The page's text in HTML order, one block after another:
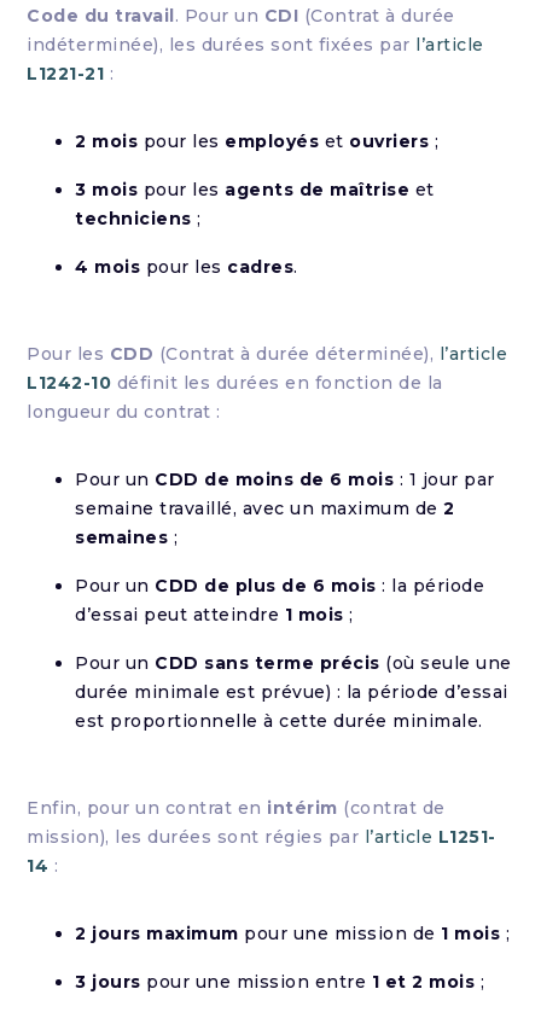
Code du travail. Pour un CDI (Contrat à durée
indéterminée), les durées sont fixées par l’article
L1221-21 :
2 mois pour les employés et ouvriers ;
3 mois pour les agents de maîtrise et
techniciens ;
4 mois pour les cadres.
Pour les CDD (Contrat à durée déterminée), l’article
L1242-10 définit les durées en fonction de la
longueur du contrat :
Pour un CDD de moins de 6 mois : 1 jour par
semaine travaillé, avec un maximum de2
semaines ;
Pour un CDD de plus de 6 mois : la période
d’essai peut atteindre 1 mois ;
Pour un CDD sans terme précis (où seule une
durée minimale est prévue) : la période d’essai
est proportionnelle à cette durée minimale.
Enfin, pour un contrat en intérim (contrat de
mission), les durées sont régies par l’article L1251-
14 :
2 jours maximum pour une mission de 1 mois ;
3 jours pour une mission entre 1 et 2 mois ;